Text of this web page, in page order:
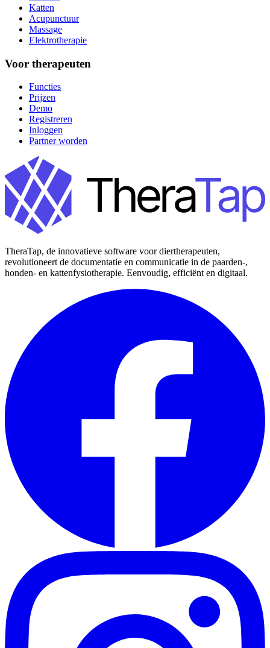
Katten
Acupunctuur
Massage
Elektrotherapie
Voor therapeuten
Functies
Prijzen
Demo
Registreren
Inloggen
Partner worden
TheraTap, de innovatieve software voor diertherapeuten,
revolutioneert de documentatie en communicatie in de paarden-,
honden- en kattenfysiotherapie. Eenvoudig, efficiënt en digitaal.